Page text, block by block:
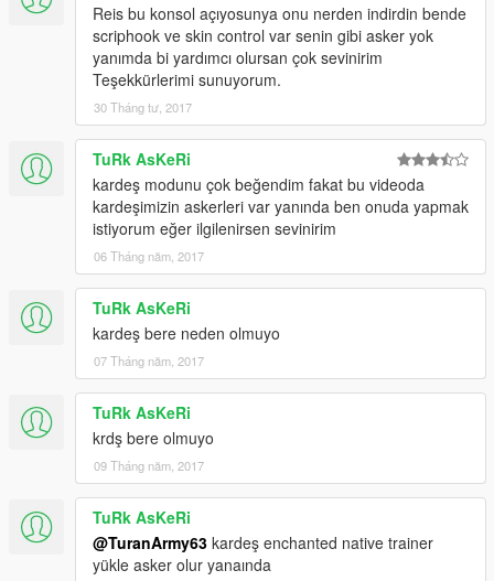
Reis bu konsol açıyosunya onu nerden indirdin bende
scriphook ve skin control var senin gibi asker yok
yanımda bi yardımcı olursan çok sevinirim
Teşekkürlerimi sunuyorum.
30 Tháng tư, 2017
TuRk AsKeRi
kardeş modunu çok beğendim fakat bu videoda
kardeşimizin askerleri var yanında ben onuda yapmak
istiyorum eğer ilgilenirsen sevinirim
06 Tháng năm, 2017
TuRk AsKeRi
kardeş bere neden olmuyo
07 Tháng năm, 2017
TuRk AsKeRi
krdş bere olmuyo
09 Tháng năm, 2017
TuRk AsKeRi
@TuranArmy63 kardeş enchanted native trainer
yükle asker olur yanaında